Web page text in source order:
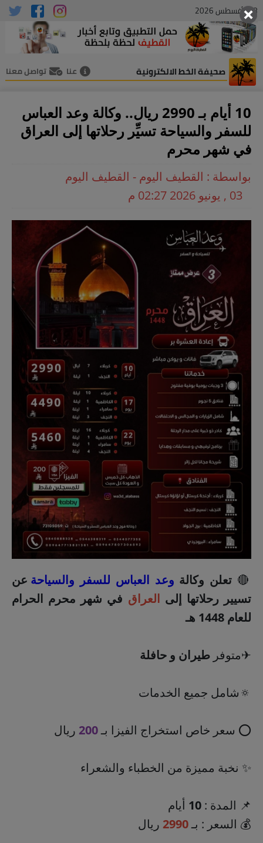
08 , أغسطس 2026
صحيفة الخط الالكترونية عنا تواصل معنا
10 أيام بـ 2990 ريال.. وكالة وعد العباس
للسفر والسياحة تسيِّر رحلاتها إلى العراق
في شهر محرم
بواسطة : القطيف اليوم - القطيف اليوم
03 , يونيو 2026 02:27 م
🔴 تعلن وكالة وعد العباس للسفر والسياحة عن
تسيير رحلاتها إلى العراق في شهر محرم الحرام
للعام 1448 هـ
✈متوفر طيران و حافلة
🔅شامل جميع الخدمات
⭕ سعر خاص استخراج الفيزا بـ200 ريال
✨ نخبة مميزة من الخطباء والشعراء
📌 المدة : 10 أيام
💰 السعر : بـ2990 ريال